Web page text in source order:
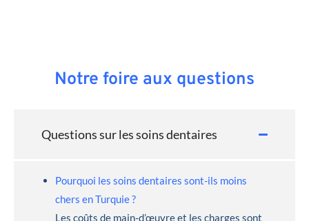
Notre foire aux questions
Questions sur les soins dentaires
Pourquoi les soins dentaires sont-ils moins
chers en Turquie ?
Les coûts de main-d’œuvre et les charges sont